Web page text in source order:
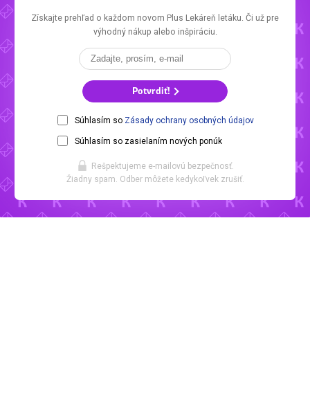
Získajte prehľad o každom novom Plus Lekáreň letáku. Či už pre
výhodný nákup alebo inšpiráciu.
Potvrdiť!
Súhlasím so Zásady ochrany osobných údajov
Súhlasím so zasielaním nových ponúk
Rešpektujeme e-mailovú bezpečnosť.
Žiadny spam. Odber môžete kedykoľvek zrušiť.